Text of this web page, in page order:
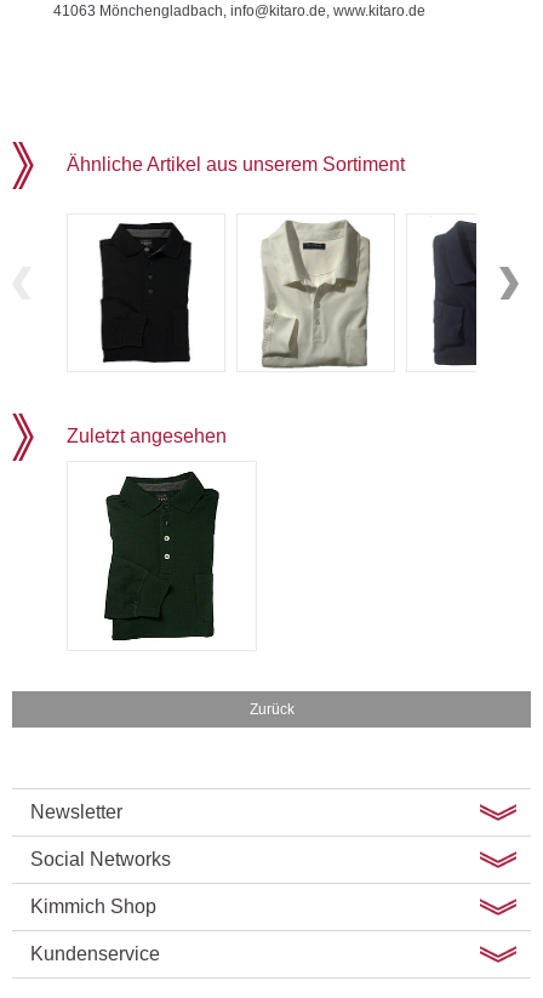
41063 Mönchengladbach, info@kitaro.de, www.kitaro.de
Ähnliche Artikel aus unserem Sortiment
Zuletzt angesehen
Zurück
Newsletter
Social Networks
Kimmich Shop
Kundenservice